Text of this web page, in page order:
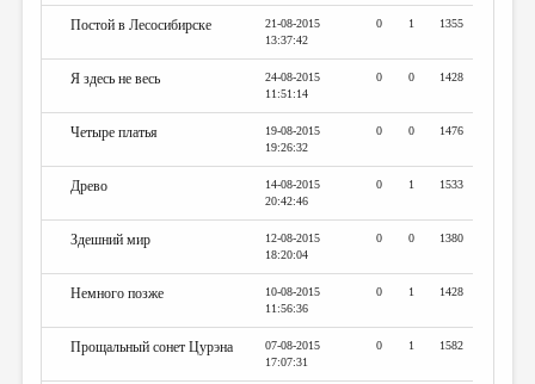
Постой в Лесосибирске
21-08-2015
13:37:42
0 1 1355
Я здесь не весь
24-08-2015
11:51:14
0 0 1428
Четыре платья
19-08-2015
19:26:32
0 0 1476
Древо
14-08-2015
20:42:46
0 1 1533
Здешний мир
12-08-2015
18:20:04
0 0 1380
Немного позже
10-08-2015
11:56:36
0 1 1428
Прощальный сонет Цурэна
07-08-2015
17:07:31
0 1 1582